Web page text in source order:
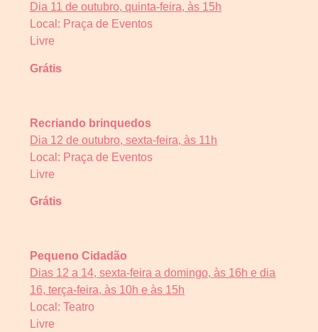
Dia 11 de outubro, quinta-feira, às 15h
Local: Praça de Eventos
Livre
Grátis
Recriando brinquedos
Dia 12 de outubro, sexta-feira, às 11h
Local: Praça de Eventos
Livre
Grátis
Pequeno Cidadão
Dias 12 a 14, sexta-feira a domingo, às 16h e dia
16, terça-feira, às 10h e às 15h
Local: Teatro
Livre